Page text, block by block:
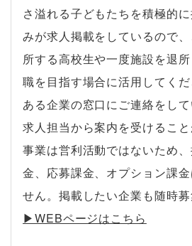
さ溢れる子どもたちを積極的
みが求人掲載をしているので
所する高校生や一度施設を退
職を目指す場合に活用してく
ある企業の窓口にご連絡をして
求人担当から案内を受けるこ
事業は営利活動ではないため
金、応募課金、オプション課
せん。掲載したい企業も随時募
▶︎WEBページはこちら